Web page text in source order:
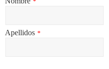
Apellidos *